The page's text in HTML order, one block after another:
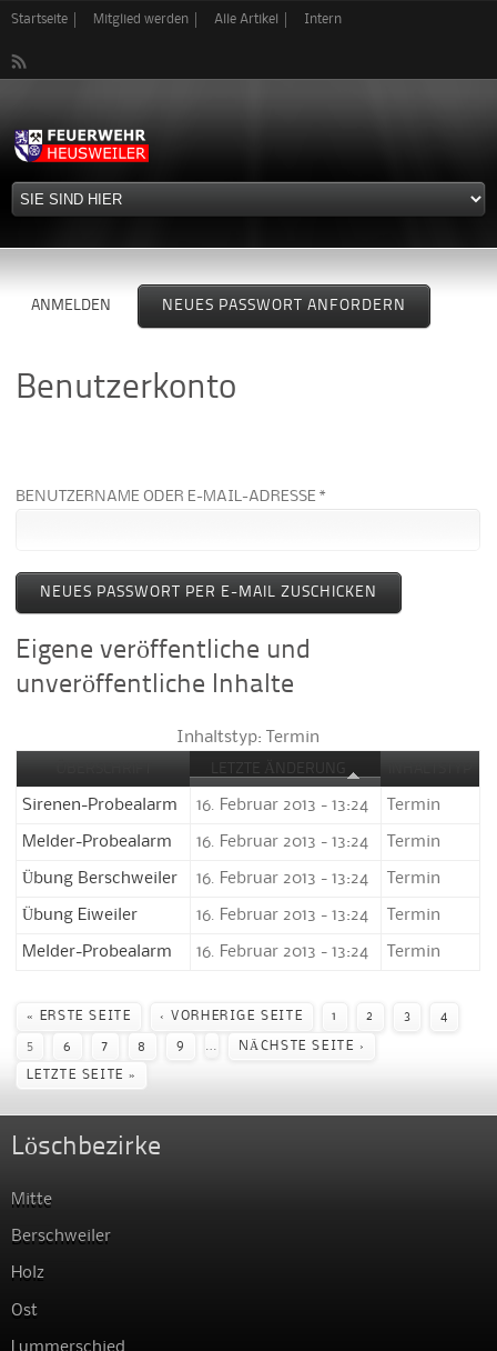
Direkt
Startseite Mitglied werden Alle Artikel Intern
ANMELDEN NEUES PASSWORT ANFORDERN
Benutzerkonto
BENUTZERNAME ODER E-MAIL-ADRESSE *
Eigene veröffentliche und
unveröffentliche Inhalte
Inhaltstyp: Termin
LETZTE ÄNDERUNG
Sirenen-Probealarm 16. Februar 2013 - 13:24 Termin
Melder-Probealarm 16. Februar 2013 - 13:24 Termin
Übung Berschweiler 16. Februar 2013 - 13:24 Termin
Übung Eiweiler 16. Februar 2013 - 13:24 Termin
Melder-Probealarm 16. Februar 2013 - 13:24 Termin
Seiten
« ERSTE SEITE ‹ VORHERIGE SEITE 1 2 3 4
5 6 7 8 9 NÄCHSTE SEITE ›
LETZTE SEITE »
Löschbezirke
Mitte
Berschweiler
Holz
Ost
Lummerschied